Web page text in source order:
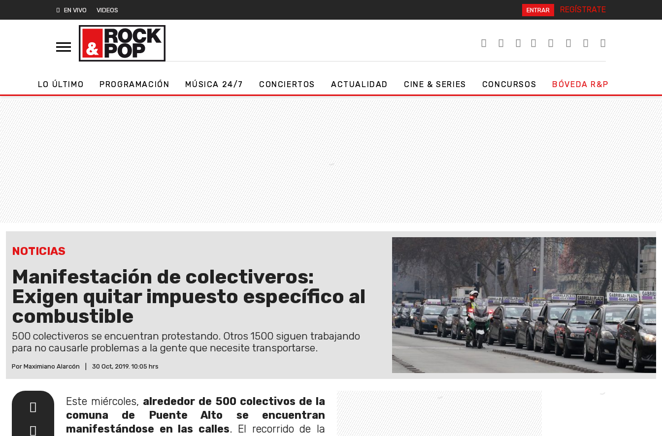
EN VIVO VIDEOS ENTRAR REGÍSTRATE
LO ÚLTIMO PROGRAMACIÓN MÚSICA 24/7 CONCIERTOS ACTUALIDAD CINE & SERIES CONCURSOS BÓVEDA R&P
NOTICIAS
Manifestación de colectiveros:
Exigen quitar impuesto específico al
combustible
500 colectiveros se encuentran protestando. Otros 1500 siguen trabajando
para no causarle problemas a la gente que necesite transportarse.
Por Maximiano Alarcón 30 Oct, 2019. 10:05 hrs
Este miércoles, alrededor de 500 colectivos de la
comuna de Puente Alto se encuentran
manifestándose en las calles. El recorrido de la